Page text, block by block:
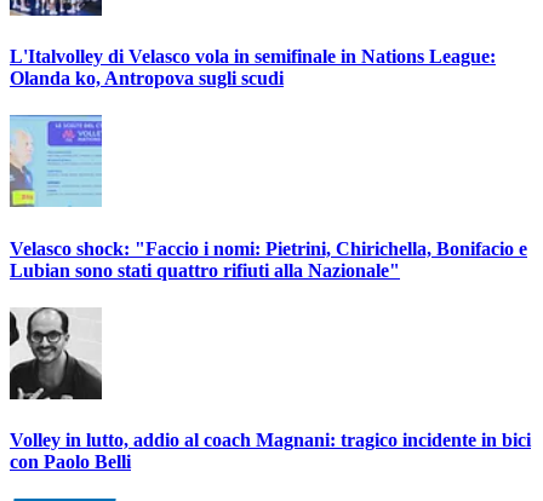
L'Italvolley di Velasco vola in semifinale in Nations League:
Olanda ko, Antropova sugli scudi
Velasco shock: "Faccio i nomi: Pietrini, Chirichella, Bonifacio e
Lubian sono stati quattro rifiuti alla Nazionale"
Volley in lutto, addio al coach Magnani: tragico incidente in bici
con Paolo Belli